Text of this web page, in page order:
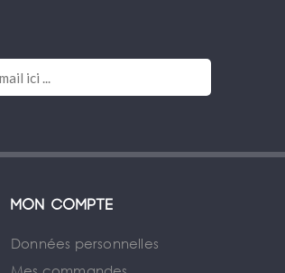
Mon compte
Données personnelles